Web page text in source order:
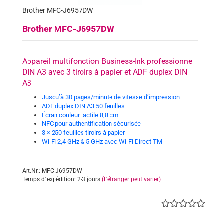
Brother MFC-J6957DW
Brother MFC-J6957DW
Appareil multifonction Business-Ink professionnel
DIN A3 avec 3 tiroirs à papier et ADF duplex DIN
A3
Jusqu’à 30 pages/minute de vitesse d’impression
ADF duplex DIN A3 50 feuilles
Écran couleur tactile 8,8 cm
NFC pour authentification sécurisée
3 × 250 feuilles tiroirs à papier
Wi-Fi 2,4 GHz & 5 GHz avec Wi-Fi Direct TM
Art.Nr.: MFC-J6957DW
Temps d`expédition: 2-3 jours (l`étranger peut varier)